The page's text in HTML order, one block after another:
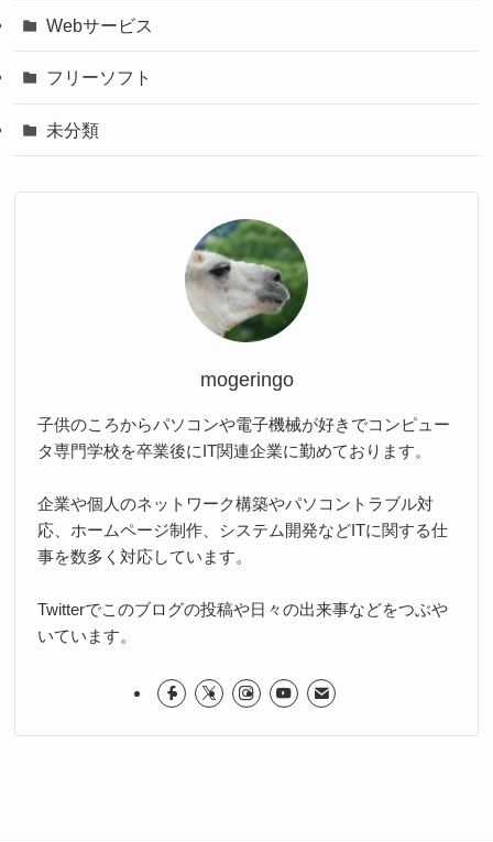
Webサービス
フリーソフト
未分類
mogeringo
子供のころからパソコンや電子機械が好きでコンピュー
タ専門学校を卒業後にIT関連企業に勤めております。
企業や個人のネットワーク構築やパソコントラブル対
応、ホームページ制作、システム開発などITに関する仕
事を数多く対応しています。
Twitterでこのブログの投稿や日々の出来事などをつぶや
いています。